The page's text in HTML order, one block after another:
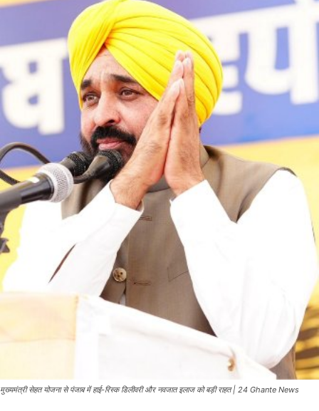
मुख्यमंत्री सेहत योजना से पंजाब में हाई-रिस्क डिलीवरी और नवजात इलाज को बड़ी राहत | 24 Ghante News